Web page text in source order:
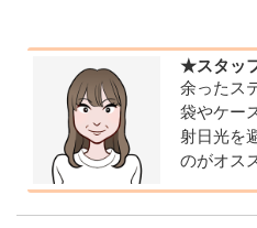
★スタッ
余ったス
袋やケー
射日光を
のがオス